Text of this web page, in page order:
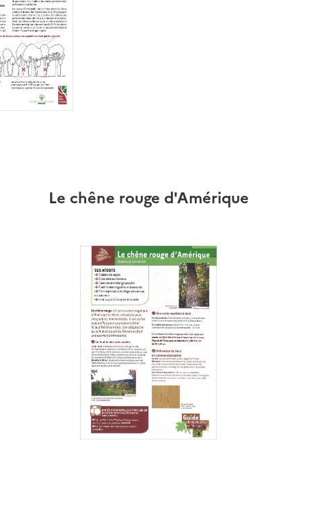
Le chêne rouge d'Amérique